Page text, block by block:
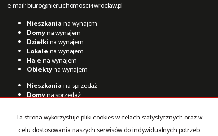
e-mail:biuro@nieruchomosci4wroclaw.pl
Mieszkaniana wynajem
Domyna wynajem
Działkina wynajem
Lokalena wynajem
Halena wynajem
Obiektyna wynajem
Mieszkaniana sprzedaż
Domyna sprzedaż
Lokalena sprzedaż
Halena sprzedaż
Obiektyna sprzedaż
Ta strona wykorzystuje pliki cookies w celach statystycznych oraz w
celu dostosowania naszych serwisów do indywidualnych potrzeb